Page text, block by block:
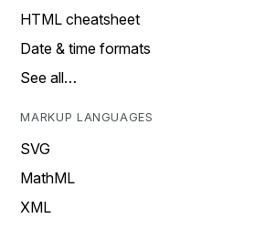
HTML cheatsheet
Date & time formats
See all…
MARKUP LANGUAGES
SVG
MathML
XML